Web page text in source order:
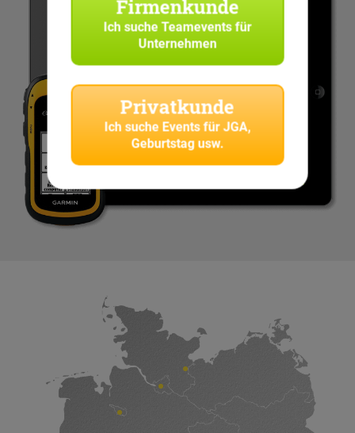
Firmenkunde
Ich sucheTeamevents für
Unternehmen
Privatkunde
Ich suche Events für JGA,
Geburtstag usw.